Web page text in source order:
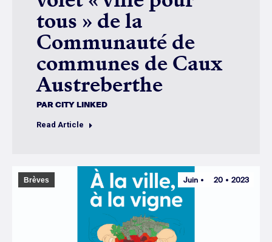
tous » de la
Communauté de
communes de Caux
Austreberthe
PARCITY LINKED
Read Article
Juin 20 2023
Brèves